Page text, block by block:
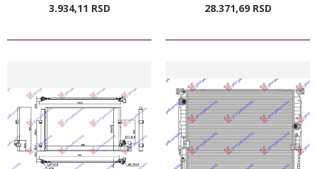
3.934,11 RSD 28.371,69 RSD